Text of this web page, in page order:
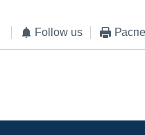
Follow us